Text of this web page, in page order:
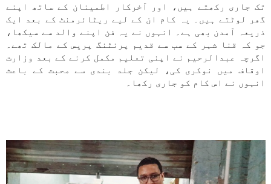
تک جاری رکھتے ہیں، اور آخرکار اطمینان کے ساتھ اپنے
گھر لوٹتے ہیں۔ یہ کام ان کے لیے ریٹائرمنٹ کے بعد ایک
ذریعہ آمدن بھی ہے۔ انہوں نے یہ فن اپنے والد سے سیکھا،
جو کہ قنا شہر کے سب سے قدیم پرنٹنگ پریس کے مالک تھے۔
اگرچہ عبدالرحیم نے اپنی تعلیم مکمل کرنے کے بعد وزارت
اوقاف میں نوکری کی، لیکن جلد بندی سے محبت کے باعث
انہوں نے اس کام کو جاری رکھا۔